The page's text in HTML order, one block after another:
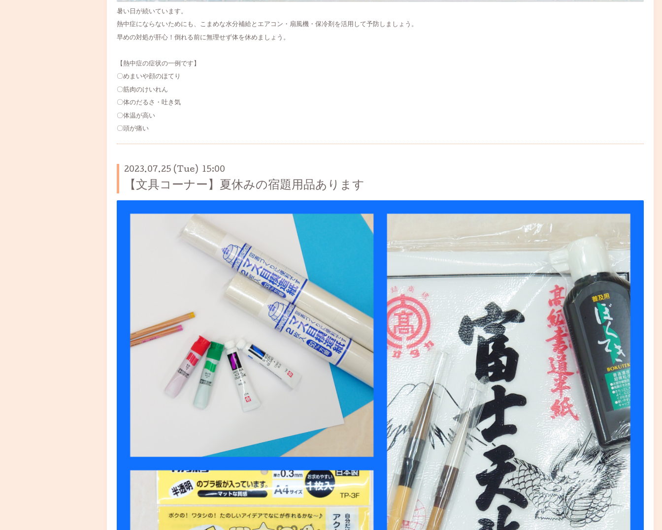
暑い日が続いています。
熱中症にならないためにも、こまめな水分補給とエアコン・扇風機・保冷剤を活用して予防しましょう。
早めの対処が肝心！倒れる前に無理せず体を休めましょう。
【熱中症の症状の一例です】
〇めまいや顔のほてり
〇筋肉のけいれん
〇体のだるさ・吐き気
〇体温が高い
〇頭が痛い
2023.07.25 (Tue) 15:00
【文具コーナー】夏休みの宿題用品あります